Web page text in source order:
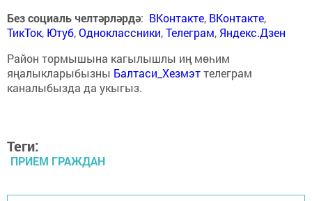
Без социаль челтәрләрдә: ВКонтакте, ВКонтакте,
ТикТок, Ютуб,Одноклассники,Телеграм, Яндекс.Дзен
Район тормышына кагылышлы иң мөһим
яңалыкларыбызны Балтаси_Хезмэттелеграм
каналыбызда да укыгыз.
Теги:
ПРИЕМ ГРАЖДАН